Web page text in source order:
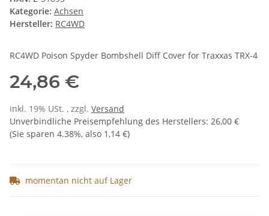
Kategorie: Achsen
Hersteller: RC4WD
RC4WD Poison Spyder Bombshell Diff Cover for Traxxas TRX-4
24,86 €
inkl. 19% USt. , zzgl. Versand
Unverbindliche Preisempfehlung des Herstellers: 26,00 €
(Sie sparen 4.38%, also 1,14 €)
momentan nicht auf Lager